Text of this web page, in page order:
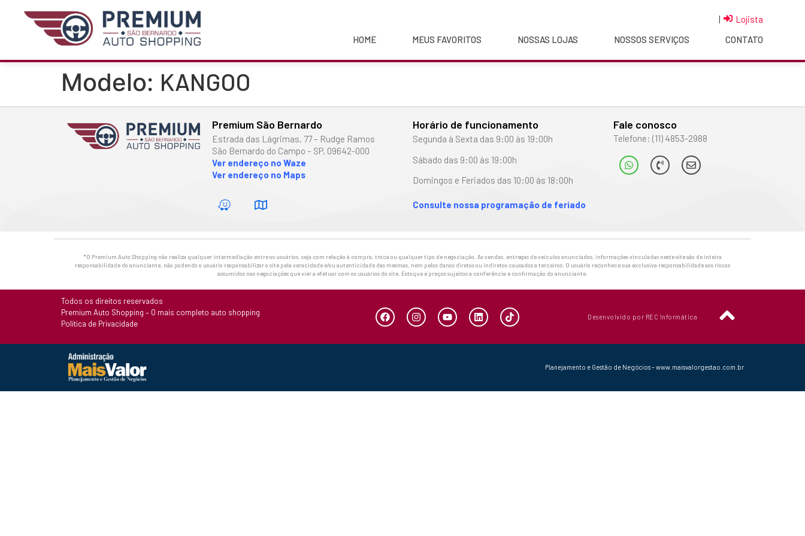
|
Lojista
HOME
MEUS FAVORITOS NOSSAS LOJAS NOSSOS SERVIÇOS CONTATO
Modelo: KANGOO
Premium São Bernardo
Estrada das Lágrimas, 77 – Rudge Ramos
São Bernardo do Campo – SP, 09642-000
Ver endereço no Waze
Ver endereço no Maps
Horário de funcionamento
Segunda à Sexta das 9:00 às 19:00h
Sábado das 9:00 às 19:00h
Domingos e Feriados das 10:00 às 18:00h
Consulte nossa programação de feriado
Fale conosco
Telefone: (11) 4853-2988
*O Premium Auto Shopping não realiza qualquer intermediação entre os usuários, seja com relação à compra, troca ou qualquer tipo de negociação. As vendas, entregas de veículos anunciados, informações vinculadas neste site são de inteira
responsabilidade do anunciante, não podendo o usuário responsabilizar o site pela veracidade e/ou autenticidade das mesmas, nem pelos danos diretos ou indiretos causados a terceiros. O usuário reconhece sua exclusiva responsabilidade aos riscos
assumidos nas negociações que vier a efetuar com os usuários do site. Estoque e preços sujeitos a conferência e confirmação do anunciante.
Todos os direitos reservados
Premium Auto Shopping – O mais completo auto shopping
Política de Privacidade
Desenvolvido por REC Informática
Planejamento e Gestão de Negócios – www.maisvalorgestao.com.br